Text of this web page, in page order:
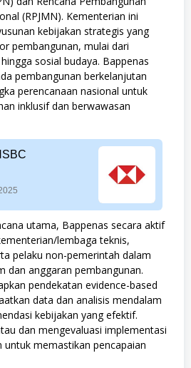
Teknik
(RPJMN). Kementerian ini
kebijakan strategis yang
pembangunan, mulai dari
sosial budaya. Bappenas
pembangunan berkelanjutan
perencanaan nasional untuk
inklusif dan berwawasan
utama, Bappenas secara aktif
lembaga teknis,
pelaku non-pemerintah dalam
dan anggaran pembangunan.
pendekatan evidence-based
data dan analisis mendalam
kebijakan yang efektif.
dan mengevaluasi implementasi
memastikan pencapaian